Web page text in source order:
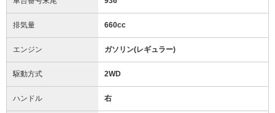
排気量 660cc
エンジン ガソリン(レギュラー)
駆動方式 2WD
ハンドル 右